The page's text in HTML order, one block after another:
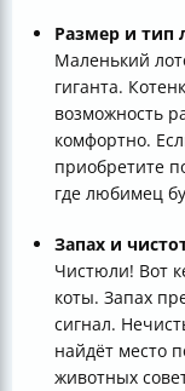
Размер и тип
Маленький
гиганта.
возможность
комфортно.
приобретите
где любимец
Запах и
Чистюли! Вот
коты. Запах
сигнал.
найдёт место
животных